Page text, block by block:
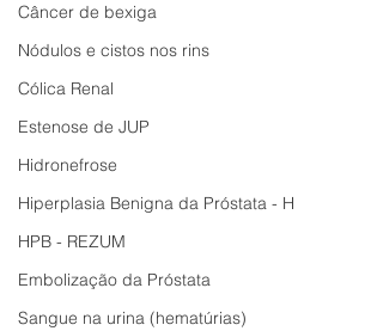
Câncer de bexiga
Nódulos e cistos nos rins
Cólica Renal
Estenose de JUP
Hidronefrose
Hiperplasia Benigna da Próstata - H
HPB - REZUM
Embolização da Próstata
Sangue na urina (hematúrias)